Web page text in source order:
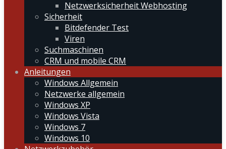
Netzwerksicherheit Webhosting
Sicherheit
Bitdefender Test
Viren
Suchmaschinen
CRM und mobile CRM
Anleitungen
Windows Allgemein
Netzwerke allgemein
Windows XP
Windows Vista
Windows 7
Windows 10